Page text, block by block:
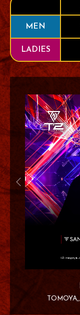
MEN
LADIES
TOMOYA